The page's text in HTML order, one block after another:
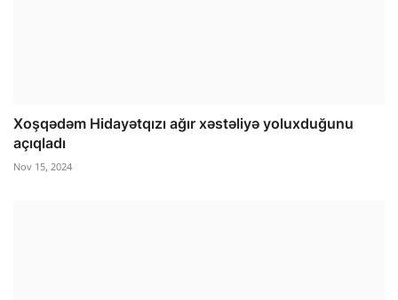
Xoşqədəm Hidayətqızı ağır xəstəliyə yoluxduğunu
açıqladı
Nov 15, 2024